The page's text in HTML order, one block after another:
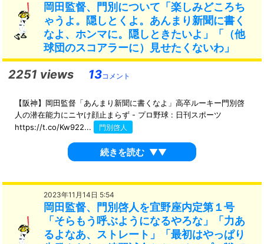
岡田監督、門別について「楽しみどころち
ゃうよ。隠しとくよ。あんまり新聞に書く
なよ、ホンマに。隠しときたいよ」「（他
球団のスコアラーに）見せたくないわ」
2251 views 13コメント
【阪神】岡田監督「あんまり新聞に書くなよ」高卒ルーキー門別啓
人の潜在能力にニヤけ顔止まらず - プロ野球 : 日刊スポーツ
https://t.co/Kw922...
門別啓人
続きを読む ▼▼
2023年11月14日 5:54
岡田監督、門別啓人を宜野座内定第１号
「そらもう呼ぶようになるやろな」「力あ
るよなあ、ストレート」「最初はやっぱり